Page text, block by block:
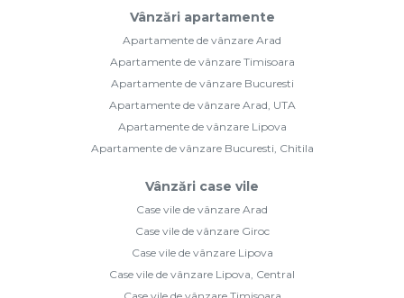
Vânzări apartamente
Apartamente de vânzare Arad
Apartamente de vânzare Timisoara
Apartamente de vânzare Bucuresti
Apartamente de vânzare Arad, UTA
Apartamente de vânzare Lipova
Apartamente de vânzare Bucuresti, Chitila
Vânzări case vile
Case vile de vânzare Arad
Case vile de vânzare Giroc
Case vile de vânzare Lipova
Case vile de vânzare Lipova, Central